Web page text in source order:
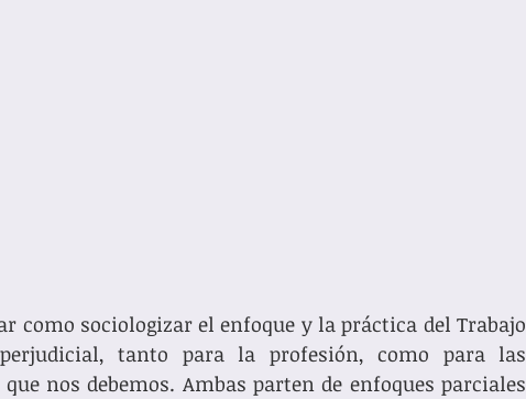
como sociologizar el enfoque y la práctica del Trabajo
tanto para la profesión, como para las
nos debemos. Ambas parten de enfoques parciales